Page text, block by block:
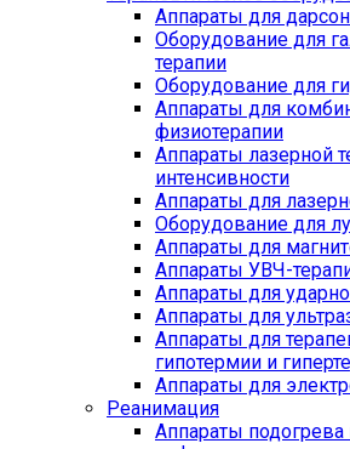
Аппараты для
Оборудование для
терапии
Оборудование для
Аппараты для
физиотерапии
Аппараты лазерной
интенсивности
Аппараты для
Оборудование для
Аппараты для
Аппараты УВЧ-
Аппараты для
Аппараты для
Аппараты для
гипотермии и
Аппараты для
Реанимация
Аппараты подогрева